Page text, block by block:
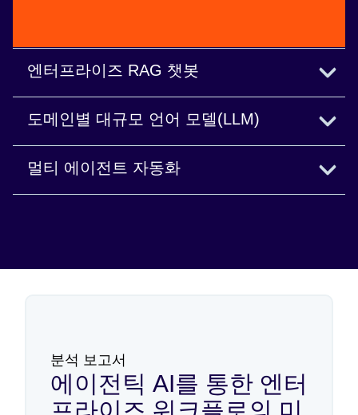
엔터프라이즈 RAG 챗봇
엔터프라이즈 문서와 실시간 수집을 활용하여 안
도메인별 대규모 언어 모델(LLM)
정확성과 관련성을 극대화하기 위해 산업별 미세
멀티 에이전트 자동화
분석 보고서
에이전틱 AI를 통한 엔터